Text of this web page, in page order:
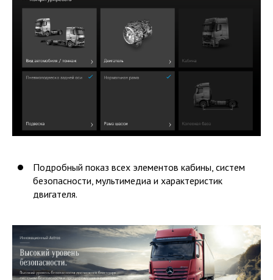
Подробный показ всех элементов кабины, систем
безопасности, мультимедиа и характеристик
двигателя.